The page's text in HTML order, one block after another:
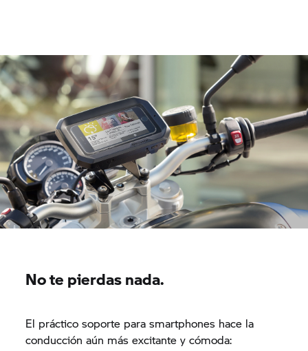
No te pierdas nada.
El práctico soporte para smartphones hace la
conducción aún más excitante y cómoda: